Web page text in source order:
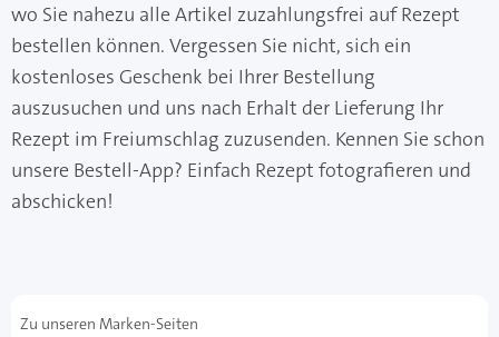
wo Sie nahezu alle Artikel zuzahlungsfrei auf Rezept
bestellen können. Vergessen Sie nicht, sich ein
kostenloses Geschenk bei Ihrer Bestellung
auszusuchen und uns nach Erhalt der Lieferung Ihr
Rezept im Freiumschlag zuzusenden. Kennen Sie schon
unsere Bestell-App? Einfach Rezept fotografieren und
abschicken!
Zu unseren Marken-Seiten